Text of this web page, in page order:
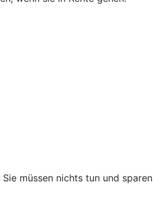
müssen nichts tun und sparen